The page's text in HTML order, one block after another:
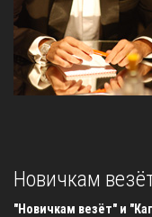
Новичкам
"Новичкам везёт" и